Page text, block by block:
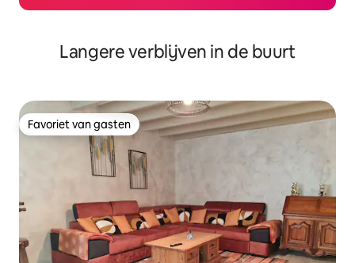
Langere verblijven in de buurt
Favoriet van gasten
Favoriet van gasten